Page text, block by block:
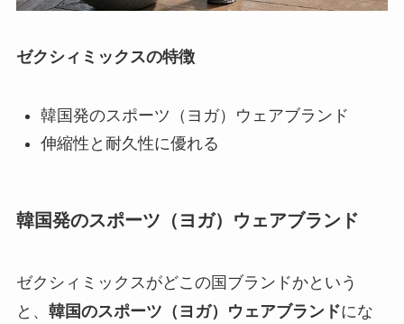
ネイリーの予約の仕方は？予約で
のメッセージ紹介
ルドなど種類と効能
エックスサーバーの評判は？メリ
ット・デメリットや怪しいといわ
ゼクシィミックスの特徴
韓国発のスポーツ（ヨガ）ウェアブランド
伸縮性と耐久性に優れる
韓国発のスポーツ（ヨガ）ウェアブランド
ゼクシィミックスがどこの国ブランドかという
と、 韓国のスポーツ（ヨガ）ウェアブランドにな